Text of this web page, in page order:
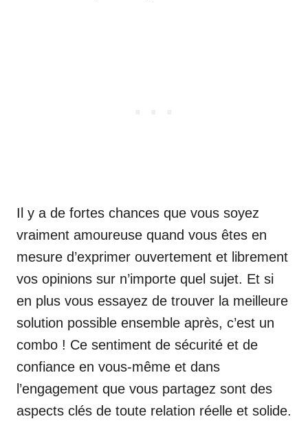
Il y a de fortes chances que vous soyez
vraiment amoureuse quand vous êtes en
mesure d’exprimer ouvertement et librement
vos opinions sur n’importe quel sujet. Et si
en plus vous essayez de trouver la meilleure
solution possible ensemble après, c’est un
combo ! Ce sentiment de sécurité et de
confiance en vous-même et dans
l’engagement que vous partagez sont des
aspects clés de toute relation réelle et solide.